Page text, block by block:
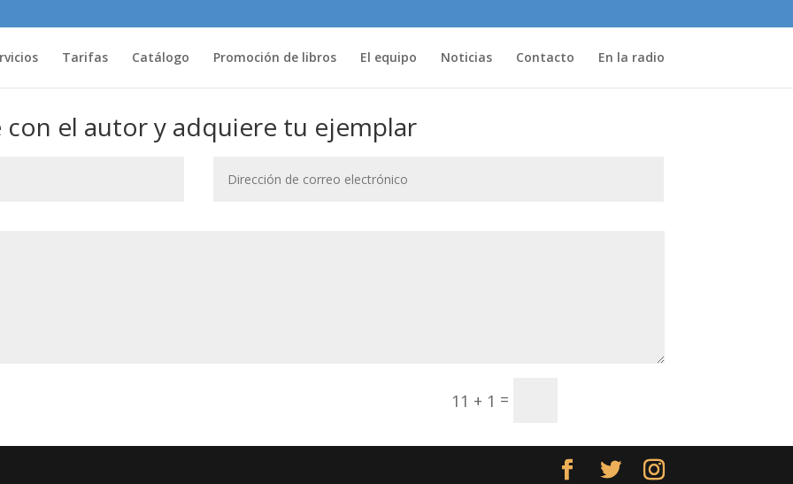
Tarifas Catálogo Promoción de libros El equipo Noticias Contacto En la radio
el autor y adquiere tu ejemplar
11 + 1 =